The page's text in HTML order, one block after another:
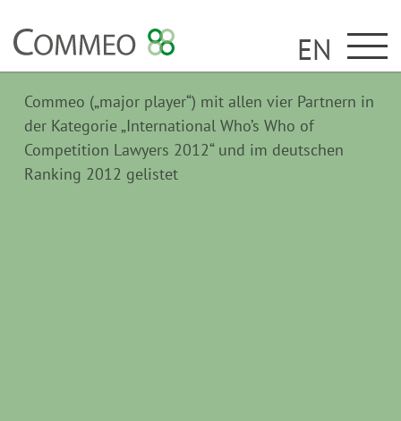
EN
Commeo („major player“) mit allen vier Partnern in
der Kategorie „International Who’s Who of
Competition Lawyers 2012“ und im deutschen
Ranking 2012 gelistet